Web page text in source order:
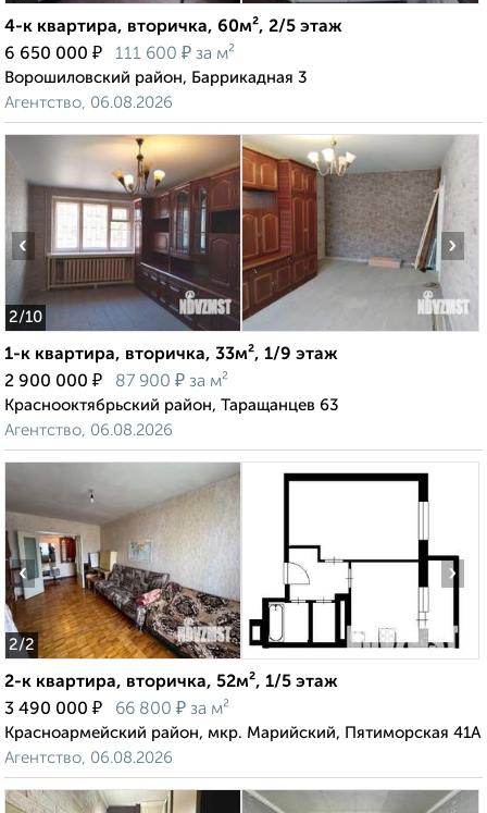
4-к квартира, вторичка, 60м², 2/5 этаж
6 650 000 ₽ 111 600 ₽ за м²
Ворошиловский район, Баррикадная 3
Агентство, 06.08.2026
2/10
‹ ›
1-к квартира, вторичка, 33м², 1/9 этаж
2 900 000 ₽ 87 900 ₽ за м²
Краснооктябрьский район, Таращанцев 63
Агентство, 06.08.2026
2/2
‹ ›
2-к квартира, вторичка, 52м², 1/5 этаж
3 490 000 ₽ 66 800 ₽ за м²
Красноармейский район, мкр. Марийский, Пятиморская 41А
Агентство, 06.08.2026